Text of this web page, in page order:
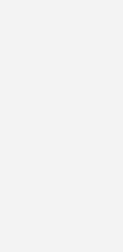
persönliche
sicheren
und
maximaler
Markisen
voran
Markt